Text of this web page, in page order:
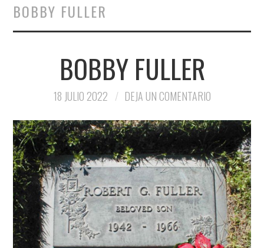
MIS VIAJES
BOBBY FULLER
BOBBY FULLER
18 JULIO 2022 DEJA UN COMENTARIO